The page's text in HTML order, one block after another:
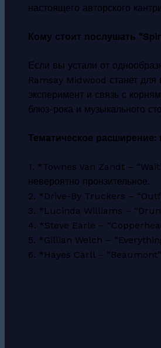
настоящего авторского
Кому стоит послушать
Если вы устали от
Ramsay Midwood станет для
эксперимент и связь с
блюз-рока и музыкального
Тематическое
1. *Townes Van Zandt –
невероятно пронзительное.
2. *Drive-By Truckers –
3. *Lucinda Williams –
4. *Steve Earle –
5. *Gillian Welch –
6. *Hayes Carll –